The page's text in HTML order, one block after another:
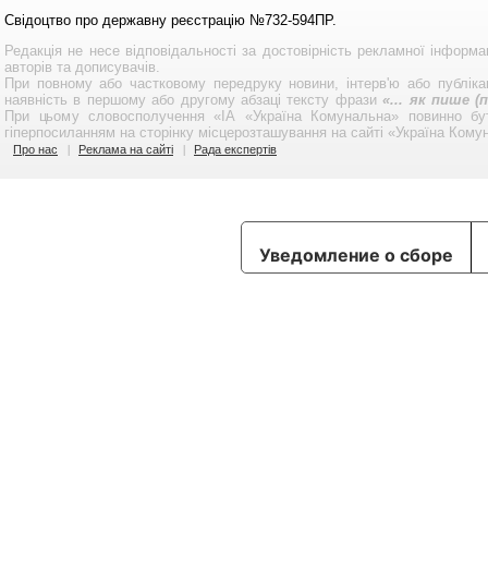
Свідоцтво про державну реєстрацію №732-594ПР.
Редакція не несе відповідальності за достовірність рекламної
авторів та дописувачів.
При повному або частковому передруку новини, інтерв'ю або
наявність в першому або другому абзаці тексту фрази«... як пише
При цьому словосполучення «ІА «Україна Комунальна» повинно
гіперпосиланням на сторінку місцерозташування на сайті «Україна
Про нас Реклама на сайті Рада експертів
Уведомление о сборе